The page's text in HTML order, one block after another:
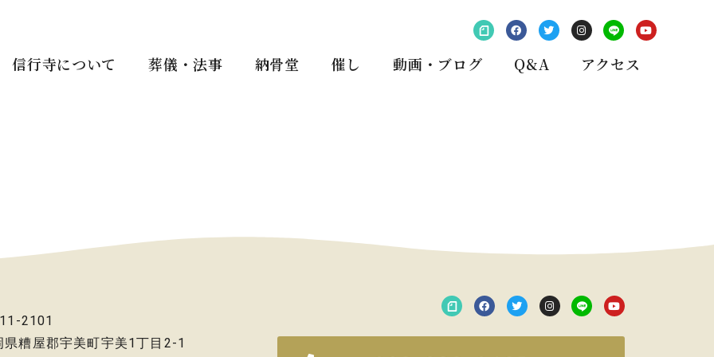
信行寺について 葬儀・法事 納骨堂 催し 動画・ブログ Q&A アクセス
2101
県糟屋郡宇美町宇美1丁目2-1